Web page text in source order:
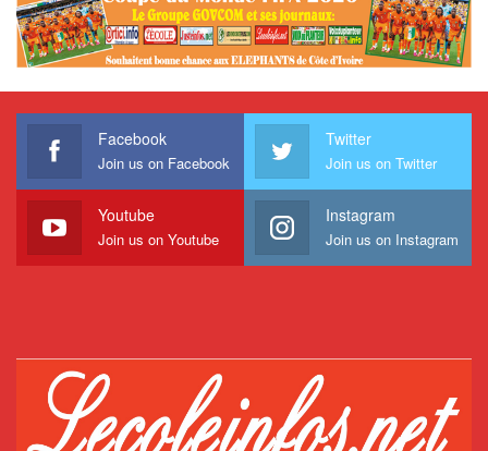
Facebook
Join us on Facebook
Twitter
Join us on Twitter
Youtube
Join us on Youtube
Instagram
Join us on Instagram